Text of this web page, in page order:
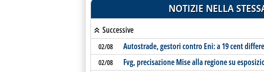
NOTIZIE NELLA
Successive
02/08 Autostrade, gestori contro Eni: a 19 cent
02/08 Fvg, precisazione Mise alla regione su